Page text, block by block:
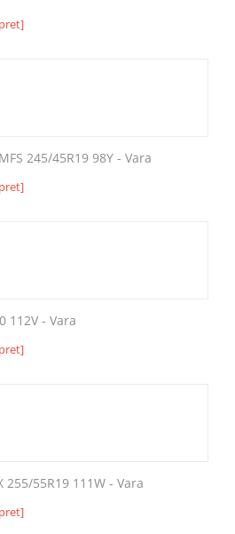
245/45R19 98Y - Vara
112V - Vara
255/55R19 111W - Vara